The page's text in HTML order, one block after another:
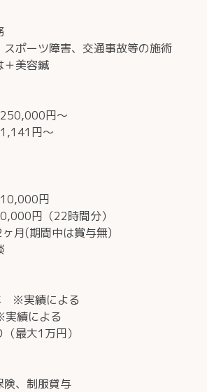
ポーツ障害、交通事故等の施術
美容鍼
250,000円～
1,141円～
円
円（22時間分）
月(期間中は賞与無)
※実績による
績による
最大1万円）
険、制服貸与